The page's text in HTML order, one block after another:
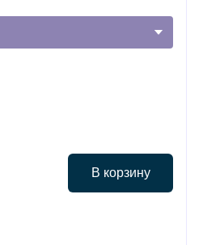
В корзину